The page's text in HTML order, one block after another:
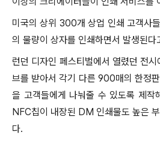
미국의 상위 300개 상업 인쇄 고객사
의 물량이 상자를 인쇄하면서 발생된다
런던 디자인 페스티벌에서 열렸던 전
브를 받아서 각기 다른 900매의 한정
을 고객들에게 나눠줄 수 있도록 제작
NFC칩이 내장된 DM 인쇄물도 높은
다.